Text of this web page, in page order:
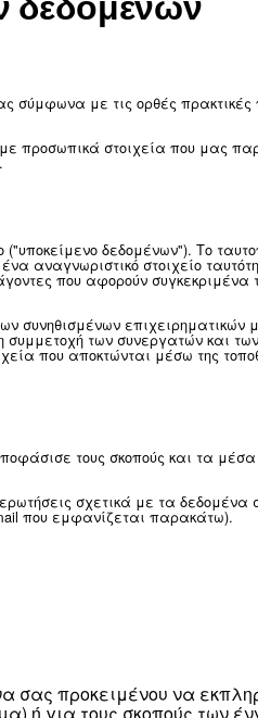
προσωπικά στοιχεία
και
(«Προσωπικά στοιχεία»).
φυσικό πρόσωπο
μέσω αναφοράς σε
ή περισσότερους
φυσικού προσώπου.
λαμβάνουμε μέσω των
για προσωπικά
τα δεδομένα σας και